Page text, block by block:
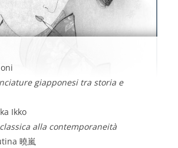
giapponesi tra storia e
Ikko
alla contemporaneità
曉嵐